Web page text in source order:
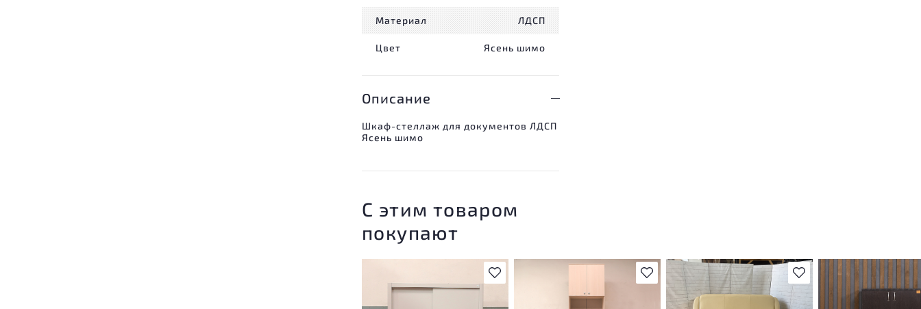
Материал ЛДСП
Цвет Ясень шимо
Описание
Шкаф-стеллаж для документов ЛДСП
Ясень шимо
С этим товаром
покупают
В избранное В избранное
незначительные следы
В избранное
Степень износа находится на
стадии проверки. Вы можете
Степень износа
стадии проверки. Вы